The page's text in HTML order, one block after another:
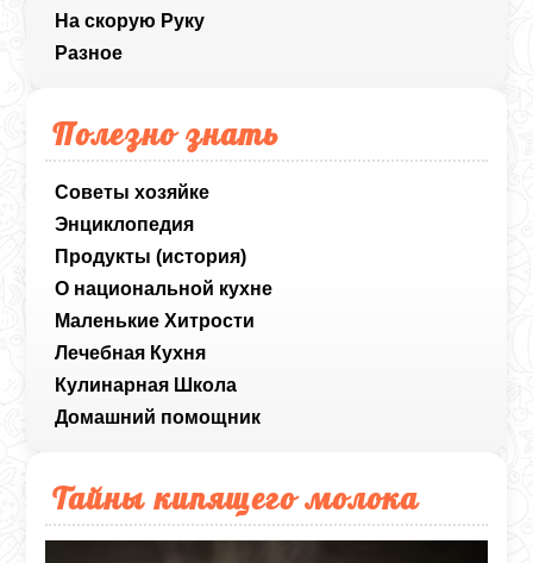
На скорую Руку
Разное
Полезно знать
Советы хозяйке
Энциклопедия
Продукты (история)
О национальной кухне
Маленькие Хитрости
Лечебная Кухня
Кулинарная Школа
Домашний помощник
Тайны кипящего молока